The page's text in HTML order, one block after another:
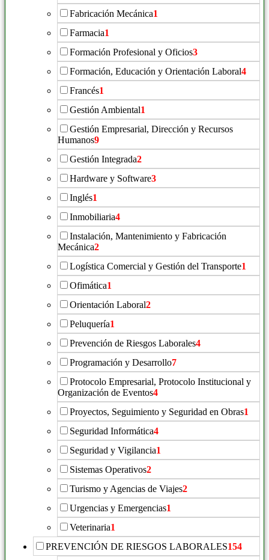
Fabricación Mecánica1
Farmacia1
Formación Profesional y Oficios3
Formación, Educación y Orientación Laboral4
Francés1
Gestión Ambiental1
Gestión Empresarial, Dirección y Recursos
Humanos9
Gestión Integrada2
Hardware y Software3
Inglés1
Inmobiliaria4
Instalación, Mantenimiento y Fabricación
Mecánica2
Logística Comercial y Gestión del Transporte1
Ofimática1
Orientación Laboral2
Peluquería1
Prevención de Riesgos Laborales4
Programación y Desarrollo7
Protocolo Empresarial, Protocolo Institucional y
Organización de Eventos4
Proyectos, Seguimiento y Seguridad en Obras1
Seguridad Informática4
Seguridad y Vigilancia1
Sistemas Operativos2
Turismo y Agencias de Viajes2
Urgencias y Emergencias1
Veterinaria1
PREVENCIÓN DE RIESGOS LABORALES154